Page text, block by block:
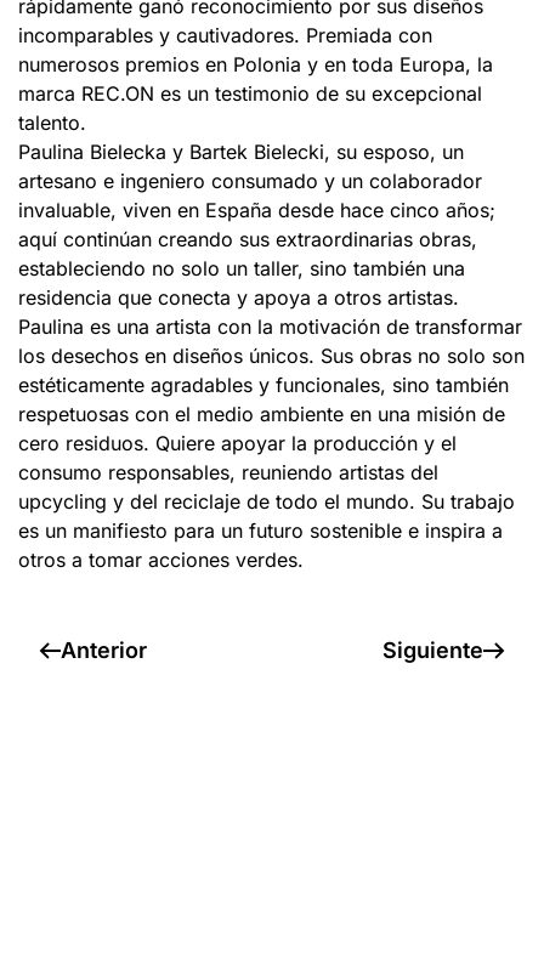
rápidamente ganó reconocimiento por sus diseños
incomparables y cautivadores. Premiada con
numerosos premios en Polonia y en toda Europa, la
marca REC.ON es un testimonio de su excepcional
talento.
Paulina Bielecka y Bartek Bielecki, su esposo, un
artesano e ingeniero consumado y un colaborador
invaluable, viven en España desde hace cinco años;
aquí continúan creando sus extraordinarias obras,
estableciendo no solo un taller, sino también una
residencia que conecta y apoya a otros artistas.
Paulina es una artista con la motivación de transformar
los desechos en diseños únicos. Sus obras no solo son
estéticamente agradables y funcionales, sino también
respetuosas con el medio ambiente en una misión de
cero residuos. Quiere apoyar la producción y el
consumo responsables, reuniendo artistas del
upcycling y del reciclaje de todo el mundo. Su trabajo
es un manifiesto para un futuro sostenible e inspira a
otros a tomar acciones verdes.
Anterior Siguiente